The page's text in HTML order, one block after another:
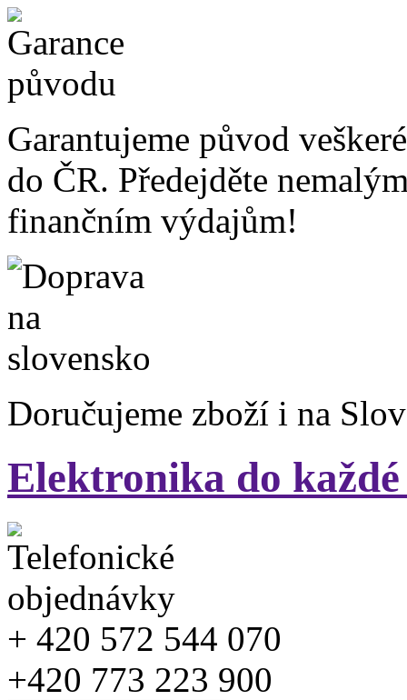
Garantujeme původ
do ČR. Předejděte
finančním výdajům!
Doručujeme zboží i na
Elektronika do
+ 420 572 544 070
+420 773 223 900